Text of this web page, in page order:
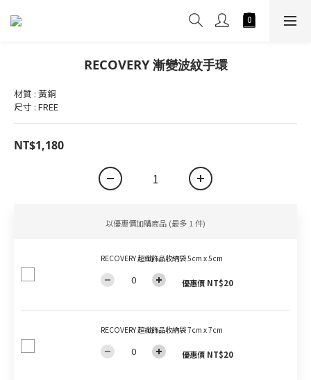
RECOVERY 漸變波紋手環
材質 : 黃銅
尺寸 : FREE
NT$1,180
以優惠價加購商品 (最多 1 件)
RECOVERY 超纖飾品收納袋 5cm x 5cm
優惠價 NT$20
RECOVERY 超纖飾品收納袋 7cm x 7cm
優惠價 NT$20